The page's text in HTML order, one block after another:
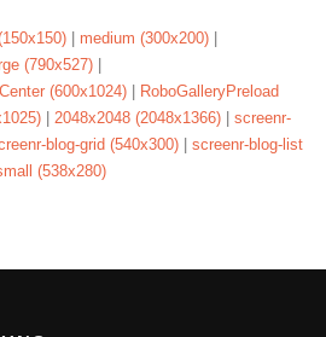
medium (300x200)
(790x527)
(600x1024)
RoboGalleryPreload
|2048x2048 (2048x1366) |screenr-
blog-grid (540x300) |screenr-blog-list
(538x280)